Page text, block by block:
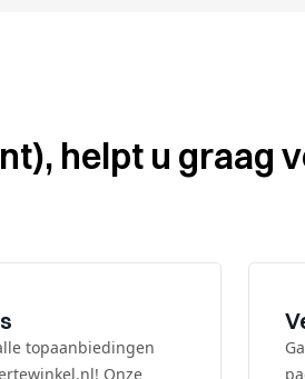
helpt u graag
topaanbiedingen
Onze